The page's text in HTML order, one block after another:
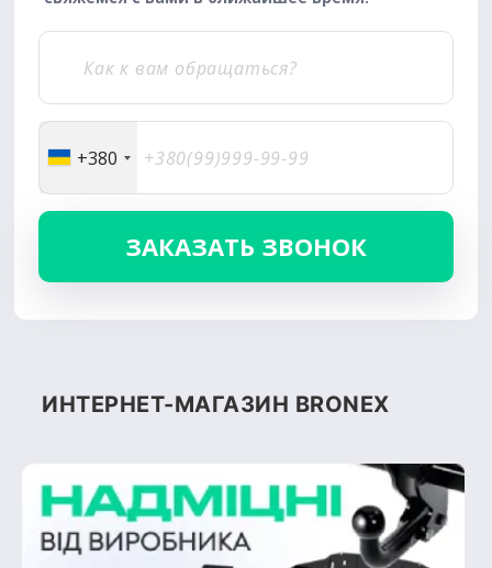
+380
ИНТЕРНЕТ-МАГАЗИН BRONEX